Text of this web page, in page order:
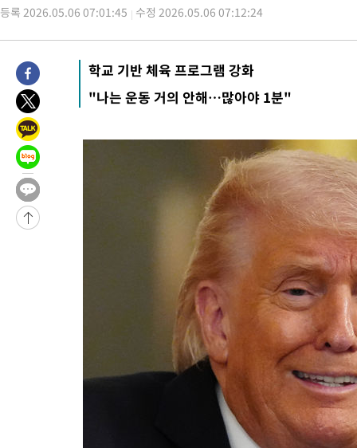
-23162초 전 >[속보]장은수, KLPGA 제주삼다수 역전 우승…데뷔 10년 차에
-18454초 전 >
손흥민, 68분 뛰고 2경기 침묵…LAFC, 톨루카에 1-0 승리(종
-17726초 전 >
'2경기 연속 침묵' 손흥민, 톨루카전 68분만 뛰고 슈팅 0개
-16478초 전 >
이강인, 오늘 서울서 AT마드리드 입단식…'전례 없는 특급대
-3360초 전 >
-2831초 전 >
콜롬비아 신임 우파 대통령 취임 하루만에 차량폭탄 폭발 사건
59분 전 >
튀르키예 외무장관, "메카 3국 방위협정은 이란이 목표 아냐 " 밝혀
1시간 전 >
이군이 불법 군시설 건설한 레바논 남부에서 레바논군 3명 폭발로
2시간 전 >
[속보]美중부 사령관, 이스라엘 긴급방문 다중화된 전선 상황 논의
美 국방부, 켄달 전 공군장관 보안허가 취소…“에어포스원 기밀정
‘축구의 신’ 아르헨티나 축구 선수 메시의 부친 지병 별세
“美 이란전 무기 소진…북한과 분쟁시 주한 미군 취약해질 수 있어”
등록 2026.05.06 07:01:45 수정 2026.05.06 07:12:24
학교 기반 체육 프로그램 강화
"나는 운동 거의 안해…많아야 1분"